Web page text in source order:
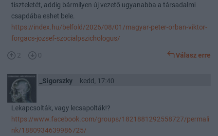
tiszteletét, addig bármilyen új vezető ugyanabba a társadalmi
csapdába eshet bele.
https://index.hu/belfold/2026/08/01/magyar-peter-orban-viktor-
forgacs-jozsef-szocialpszichologus/
2 0 Válasz erre
_Sigorszky kedd, 17:40
Lekapcsolták, vagy lecsapolták!?
https://www.facebook.com/groups/1821881292558727/permali
nk/1880934639986725/